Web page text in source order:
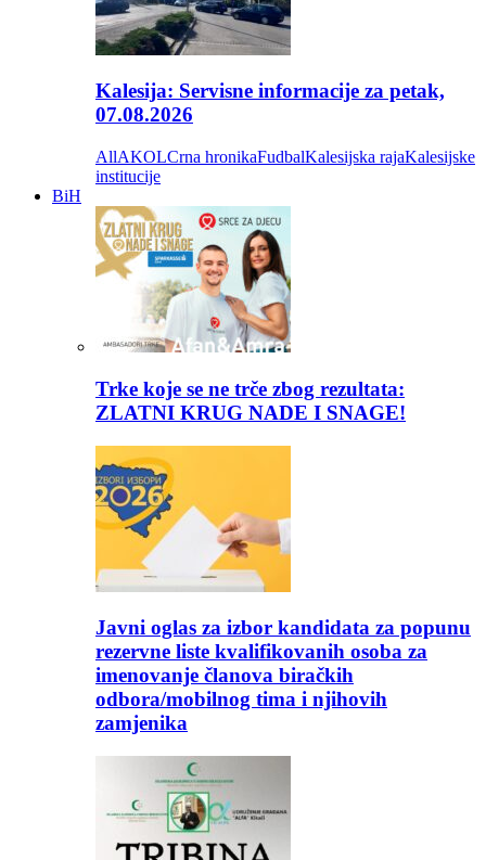
Kalesija: Servisne informacije za petak,
07.08.2026
AllAKOLCrna hronikaFudbalKalesijska rajaKalesijske
institucije
BiH
Trke koje se ne trče zbog rezultata:
ZLATNI KRUG NADE I SNAGE!
Javni oglas za izbor kandidata za popunu
rezervne liste kvalifikovanih osoba za
imenovanje članova biračkih
odbora/mobilnog tima i njihovih
zamjenika